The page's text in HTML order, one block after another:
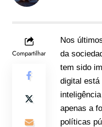
Compartilhar
Nos
da
tem sido
digital está
apenas a
políticas